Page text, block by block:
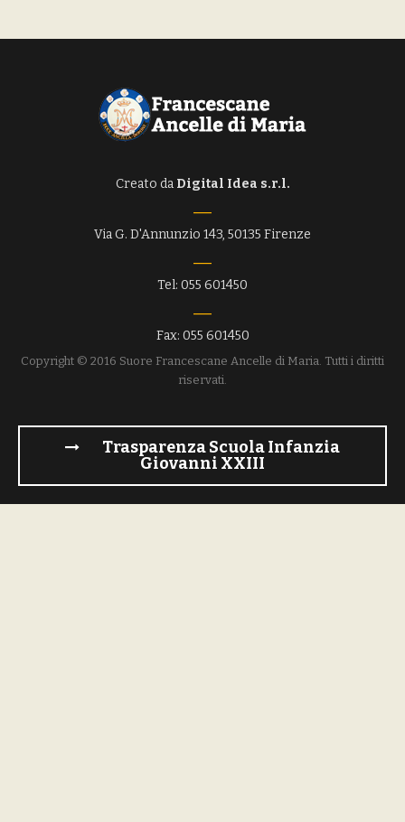
Creato da Digital Idea s.r.l.
Via G. D'Annunzio 143, 50135 Firenze
Tel: 055 601450
Fax: 055 601450
Copyright © 2016 Suore Francescane Ancelle di Maria. Tutti i diritti
riservati.
Trasparenza Scuola Infanzia
Giovanni XXIII